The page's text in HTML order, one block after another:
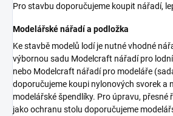
Pro stavbu doporučujeme koupit nářadí,
Modelářské nářadí a podložka
Ke stavbě modelů lodí je nutné vhodné
výbornou sadu Modelcraft nářadí pro
nebo Modelcraft nářadí pro modeláře
doporučujeme koupi nylonových svorek a
modelářské špendlíky. Pro úpravu, přesné
jako ochranu stolu doporučujeme